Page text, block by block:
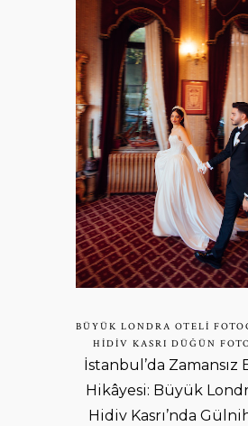
BÜYÜK LONDRA OTELI
HIDIV KASRI DÜĞÜN
İstanbul’da
Hikâyesi: Büyük
Hidiv Kasrı’nda